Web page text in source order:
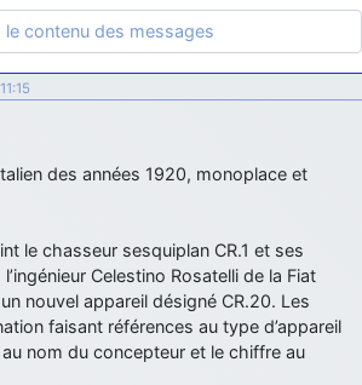
pas les mêmes noms qu'aujourd'hui
et à tous.en espérantque ces
Basque vous auront plu ; Agur…
parmis vous étaient-ils présent au
de 2026 ?
: Coucou et excellente année 2026 à tous et
tous mes meilleurs voeux à tous pour
un bon réveillon pour cette nouvelle
le contenu des messages
des années 1920, monoplace et
le chasseur sesquiplan CR.1 et ses
Celestino Rosatelli de la Fiat
nouvel appareil désigné CR.20. Les
faisant références au type d’appareil
nom du concepteur et le chiffre au